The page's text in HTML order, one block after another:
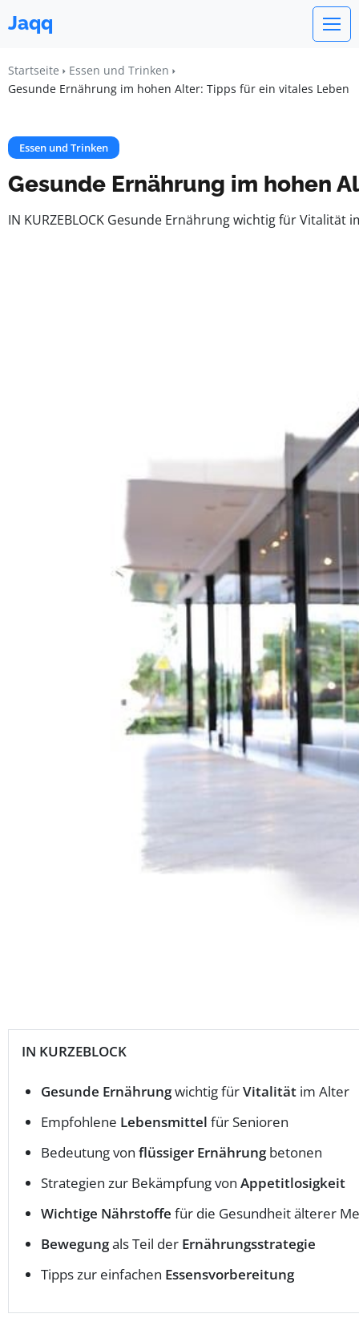
Jaqq
Startseite
Essen und Trinken
Gesunde Ernährung im hohen Alter: Tipps für ein vitales Leben
Essen und Trinken
Gesunde Ernährung im hohen
IN KURZEBLOCK Gesunde Ernährung wichtig für
IN KURZEBLOCK
Gesunde Ernährungwichtig fürVitalität im Alter
Empfohlene Lebensmittel für Senioren
Bedeutung von flüssiger Ernährungbetonen
Strategien zur Bekämpfung von Appetitlosigkeit
Wichtige Nährstoffe für die Gesundheit älterer
Bewegungals Teil der Ernährungsstrategie
Tipps zur einfachen Essensvorbereitung